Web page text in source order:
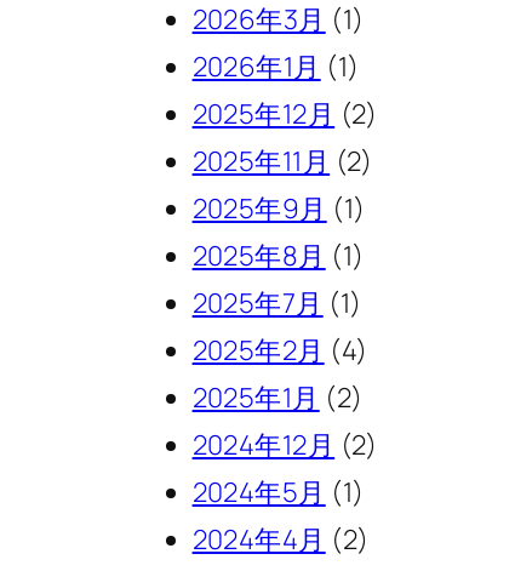
2026年3月 (1)
2026年1月 (1)
2025年12月 (2)
2025年11月 (2)
2025年9月 (1)
2025年8月 (1)
2025年7月 (1)
2025年2月 (4)
2025年1月 (2)
2024年12月 (2)
2024年5月 (1)
2024年4月 (2)